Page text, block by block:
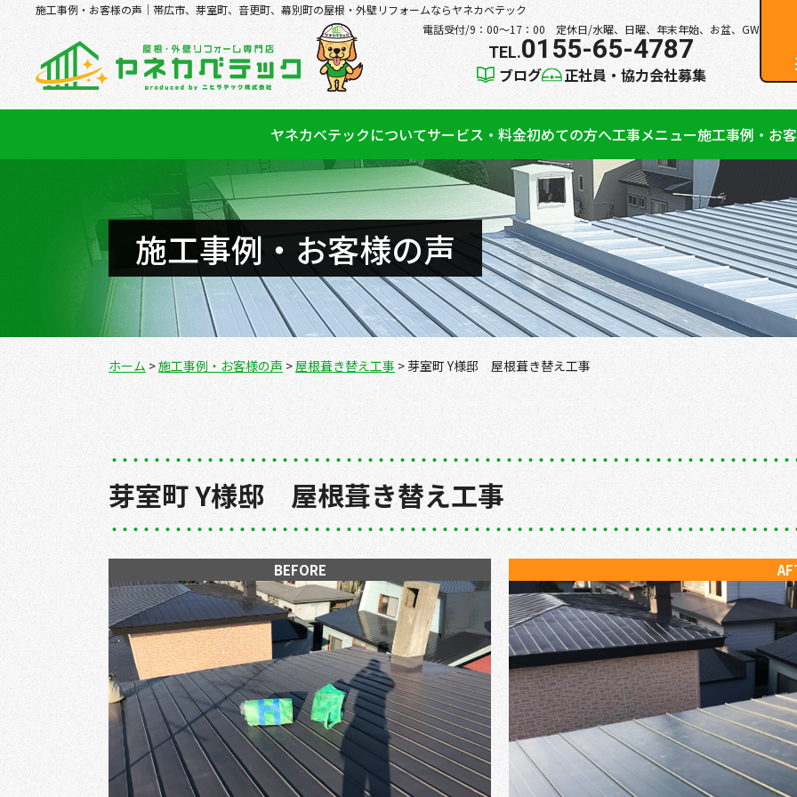
施工事例・お客様の声｜帯広市、芽室町、音更町、幕別町の屋根・外壁リフォームならヤネカベテック
電話受付/9：00～17：00 定休日/水曜、日曜、年末年始、お盆、GW
0155-65-4787
ブログ 正社員・協力会社募集
ヤネカベテックについてサービス・料金初めての方へ工事メニュー施工事例・お
施工事例・お客様の声
ホーム >施工事例・お客様の声 >屋根葺き替え工事 > 芽室町 Y様邸 屋根葺き替え工事
芽室町 Y様邸 屋根葺き替え工事
BEFORE